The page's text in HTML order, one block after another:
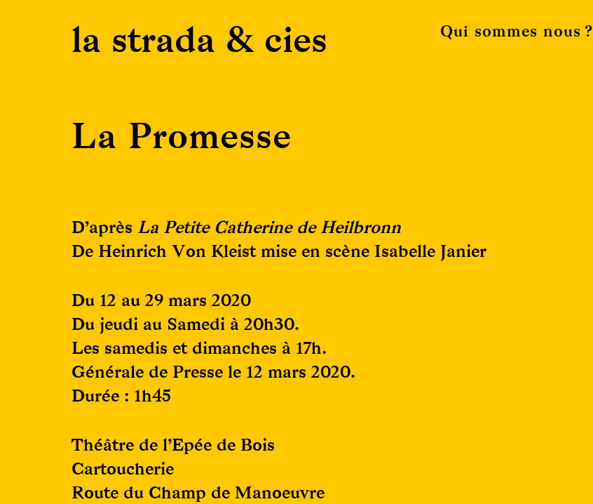
la strada & cies Qui sommes nous ?
La Promesse
D’après La Petite Catherine de Heilbronn
De Heinrich Von Kleist mise en scène Isabelle Janier
Du 12 au 29 mars 2020
Du jeudi au Samedi à 20h30.
Les samedis et dimanches à 17h.
Générale de Presse le 12 mars 2020.
Durée : 1h45
Théâtre de l’Epée de Bois
Cartoucherie
Route du Champ de Manoeuvre